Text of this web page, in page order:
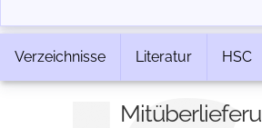
Verzeichnisse Literatur HSC